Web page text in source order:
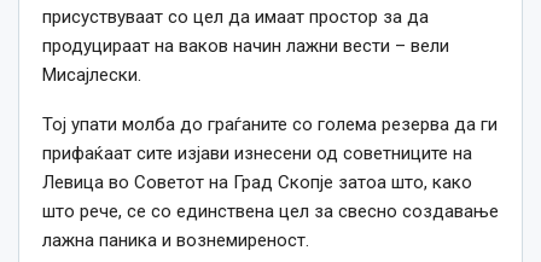
присуствуваат со цел да имаат простор за да
продуцираат на ваков начин лажни вести – вели
Мисајлески.
Тој упати молба до граѓаните со голема резерва да ги
прифаќаат сите изјави изнесени од советниците на
Левица во Советот на Град Скопје затоа што, како
што рече, се со единствена цел за свесно создавање
лажна паника и вознемиреност.